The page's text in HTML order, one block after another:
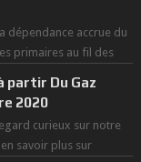
dépendance accrue du
primaires au fil des
partir Du Gaz
2020
curieux sur notre
savoir plus sur